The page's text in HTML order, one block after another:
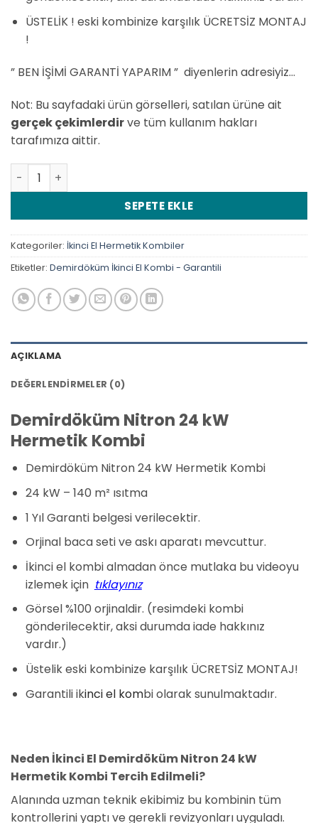
ÜSTELİK ! eski kombinize karşılık ÜCRETSİZ MONTAJ
!
” BEN İŞİMİ GARANTİ YAPARIM ” diyenlerin adresiyiz…
Not: Bu sayfadaki ürün görselleri, satılan ürüne ait
gerçek çekimlerdirve tüm kullanım hakları
tarafımıza aittir.
Demirdöküm Nitron 24 kW Hermetik Kombi adet
SEPETE EKLE
Kategoriler: İkinci El Hermetik Kombiler
Etiketler: Demirdöküm İkinci El Kombi - Garantili
AÇIKLAMA
DEĞERLENDIRMELER (0)
Demirdöküm Nitron 24 kW
Hermetik Kombi
Demirdöküm Nitron 24 kW Hermetik Kombi
24 kW – 140 m² ısıtma
1 Yıl Garanti belgesi verilecektir.
Orjinal baca seti ve askı aparatı mevcuttur.
İkinci el kombi almadan önce mutlaka bu videoyu
izlemek için tıklayınız
Görsel %100 orjinaldir. (resimdeki kombi
gönderilecektir, aksi durumda iade hakkınız
vardır.)
Üstelik eski kombinize karşılık ÜCRETSİZ MONTAJ!
Garantili ikinci el kombi olarak sunulmaktadır.
Neden İkinci El Demirdöküm Nitron 24 kW
Hermetik Kombi Tercih Edilmeli?
Alanında uzman teknik ekibimiz bu kombinin tüm
kontrollerini yaptı ve gerekli revizyonları uyguladı.